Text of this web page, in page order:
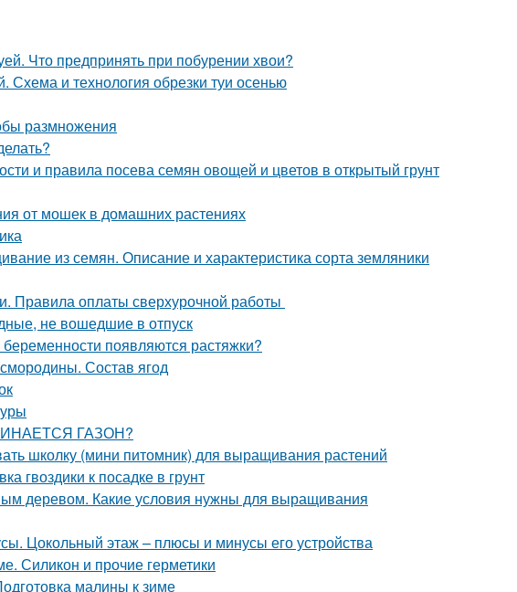
Что предпринять при побурении хвои?
Схема и технология обрезки туи осенью
размножения
и правила посева семян овощей и цветов в открытый грунт
от мошек в домашних растениях
из семян. Описание и характеристика сорта земляники
Правила оплаты сверхурочной работы
не вошедшие в отпуск
появляются растяжки?
Состав ягод
ГАЗОН?
школку (мини питомник) для выращивания растений
гвоздики к посадке в грунт
деревом. Какие условия нужны для выращивания
Цокольный этаж – плюсы и минусы его устройства
Силикон и прочие герметики
малины к зиме